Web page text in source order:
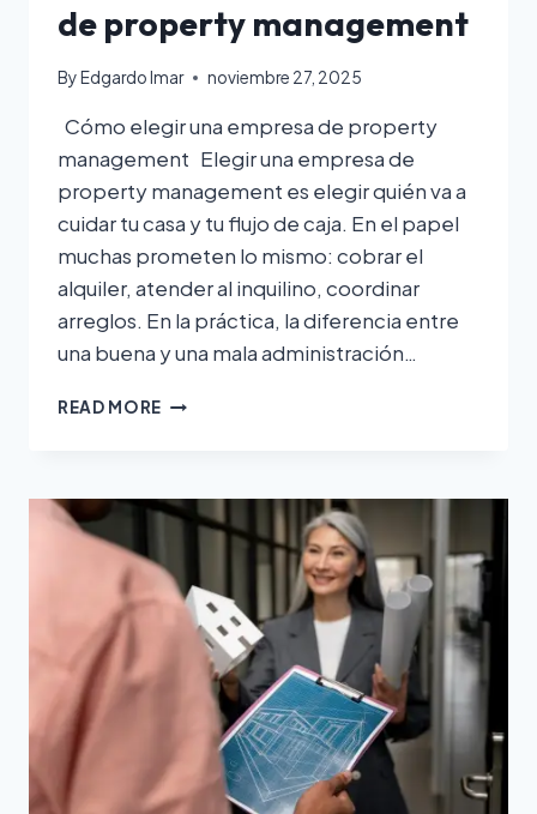
de property management
ByEdgardo Imar noviembre 27, 2025
Cómo elegir una empresa de property
management Elegir una empresa de
property management es elegir quién va a
cuidar tu casa y tu flujo de caja. En el papel
muchas prometen lo mismo: cobrar el
alquiler, atender al inquilino, coordinar
arreglos. En la práctica, la diferencia entre
una buena y una mala administración…
READ MORE